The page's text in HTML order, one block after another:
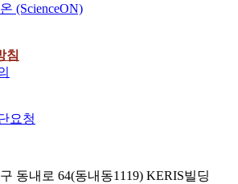
(ScienceON)
침
요청
동내로 64(동내동1119) KERIS빌딩